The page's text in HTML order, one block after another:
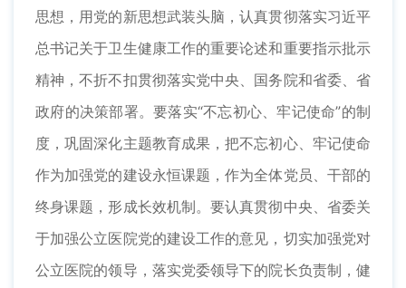
思想，用党的新思想武装头脑，认真贯彻落实习近平
总书记关于卫生健康工作的重要论述和重要指示批示
精神，不折不扣贯彻落实党中央、国务院和省委、省
政府的决策部署。要落实“不忘初心、牢记使命”的制
度，巩固深化主题教育成果，把不忘初心、牢记使命
作为加强党的建设永恒课题，作为全体党员、干部的
终身课题，形成长效机制。要认真贯彻中央、省委关
于加强公立医院党的建设工作的意见，切实加强党对
公立医院的领导，落实党委领导下的院长负责制，健